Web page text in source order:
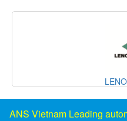
Flexim
ANS Vietnam Leading